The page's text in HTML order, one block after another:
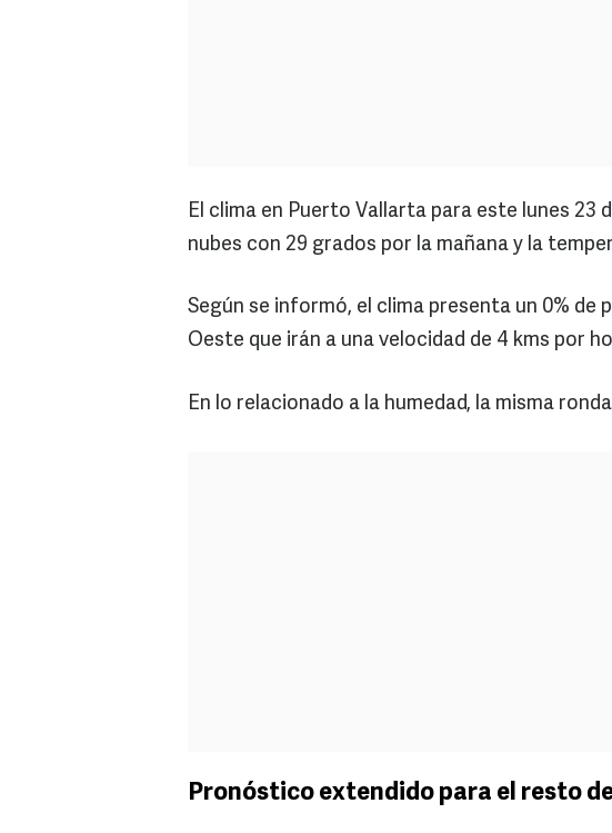
El clima en Puerto Vallarta para este lunes 23
nubes con 29 grados por la mañana y la
Según se informó, el clima presenta un 0% de
Oeste que irán a una velocidad de 4 kms por
En lo relacionado a la humedad, la misma
Pronóstico extendido para el resto